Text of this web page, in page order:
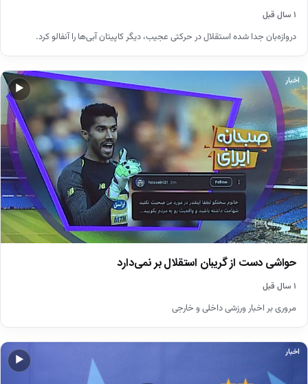
۱ سال قبل
دروازه‌بان جدا شده استقلال در حرکتی عجیب، دیگر کاپیتان آبی‌ها را آنفالو کرد.
▶
اخبار
حواشی دست از گریبان استقلال بر نمی‌دارد
۱ سال قبل
مروری بر اخبار ورزشی داخلی و خارجی
▶
اخبار